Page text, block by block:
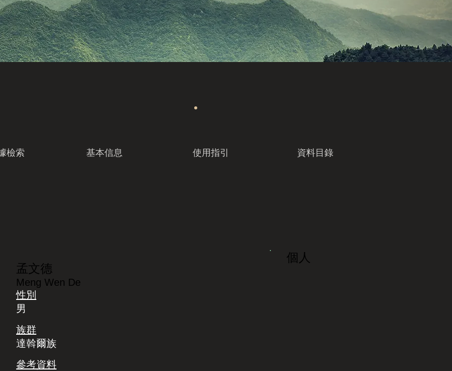
檢索 基本信息 使用指引 資料目錄
孟文德
Meng Wen De
性別
男
族群
達斡爾族
參考資料
個人